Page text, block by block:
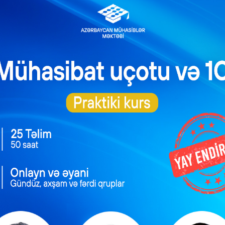
və daimi
Məşğulluq Strategiyası
2026–2030: Əmək
bazarında yeni hədəflər